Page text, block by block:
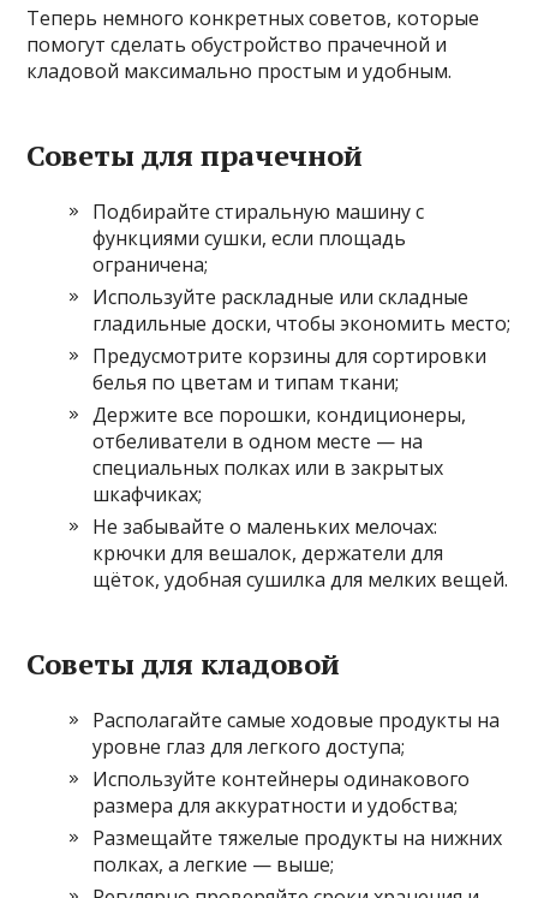
Теперь немного конкретных советов, которые
помогут сделать обустройство прачечной и
кладовой максимально простым и удобным.
Советы для прачечной
Подбирайте стиральную машину с
функциями сушки, если площадь
ограничена;
Используйте раскладные или складные
гладильные доски, чтобы экономить место;
Предусмотрите корзины для сортировки
белья по цветам и типам ткани;
Держите все порошки, кондиционеры,
отбеливатели в одном месте — на
специальных полках или в закрытых
шкафчиках;
Не забывайте о маленьких мелочах:
крючки для вешалок, держатели для
щёток, удобная сушилка для мелких вещей.
Советы для кладовой
Располагайте самые ходовые продукты на
уровне глаз для легкого доступа;
Используйте контейнеры одинакового
размера для аккуратности и удобства;
Размещайте тяжелые продукты на нижних
полках, а легкие — выше;